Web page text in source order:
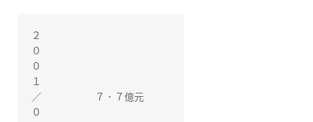
２
０
０
１
／
０
７．７億元